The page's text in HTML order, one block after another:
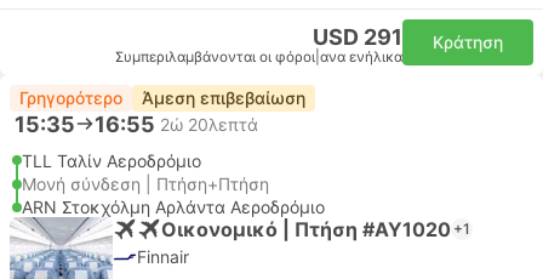
USD 291
Συμπεριλαμβάνονται οι φόροι ανα ενήλικα
Κράτηση
Γρηγορότερο Άμεση επιβεβαίωση
15:35 16:55 2ώ 20λεπτά
TLL Ταλίν Αεροδρόμιο
Μονή σύνδεση | Πτήση+Πτήση
ARN Στοκχόλμη Αρλάντα Αεροδρόμιο
Οικονομικό | Πτήση #AY1020 +1
Finnair